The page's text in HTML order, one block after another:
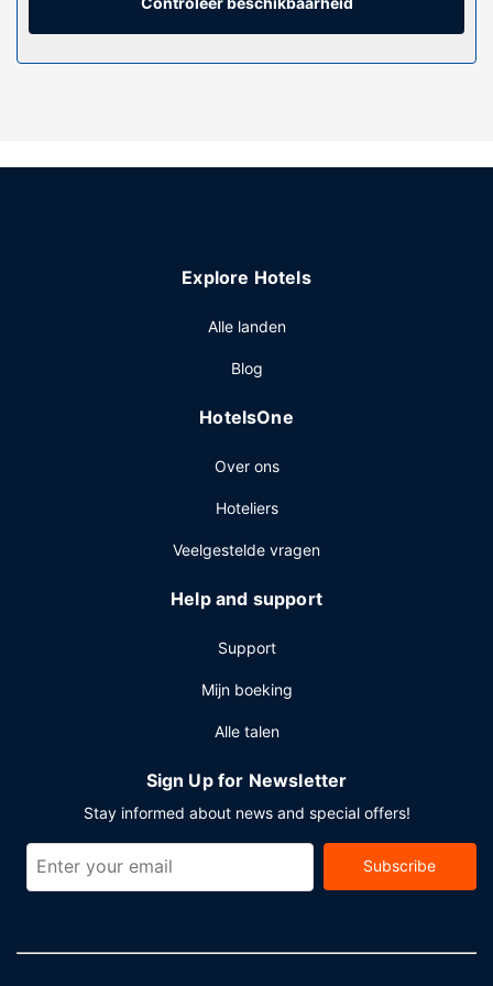
Explore Hotels
Alle landen
Blog
HotelsOne
Over ons
Hoteliers
Veelgestelde vragen
Help and support
Support
Mijn boeking
Alle talen
Sign Up for Newsletter
Stay informed about news and special offers!
Subscribe